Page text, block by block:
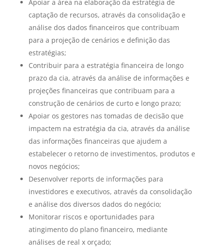
Apoiar a área na elaboração da estratégia de
captação de recursos, através da consolidação e
análise dos dados financeiros que contribuam
para a projeção de cenários e definição das
estratégias;
Contribuir para a estratégia financeira de longo
prazo da cia, através da análise de informações e
projeções financeiras que contribuam para a
construção de cenários de curto e longo prazo;
Apoiar os gestores nas tomadas de decisão que
impactem na estratégia da cia, através da análise
das informações financeiras que ajudem a
estabelecer o retorno de investimentos, produtos e
novos negócios;
Desenvolver reports de informações para
investidores e executivos, através da consolidação
e análise dos diversos dados do negócio;
Monitorar riscos e oportunidades para
atingimento do plano financeiro, mediante
análises de real x orçado;